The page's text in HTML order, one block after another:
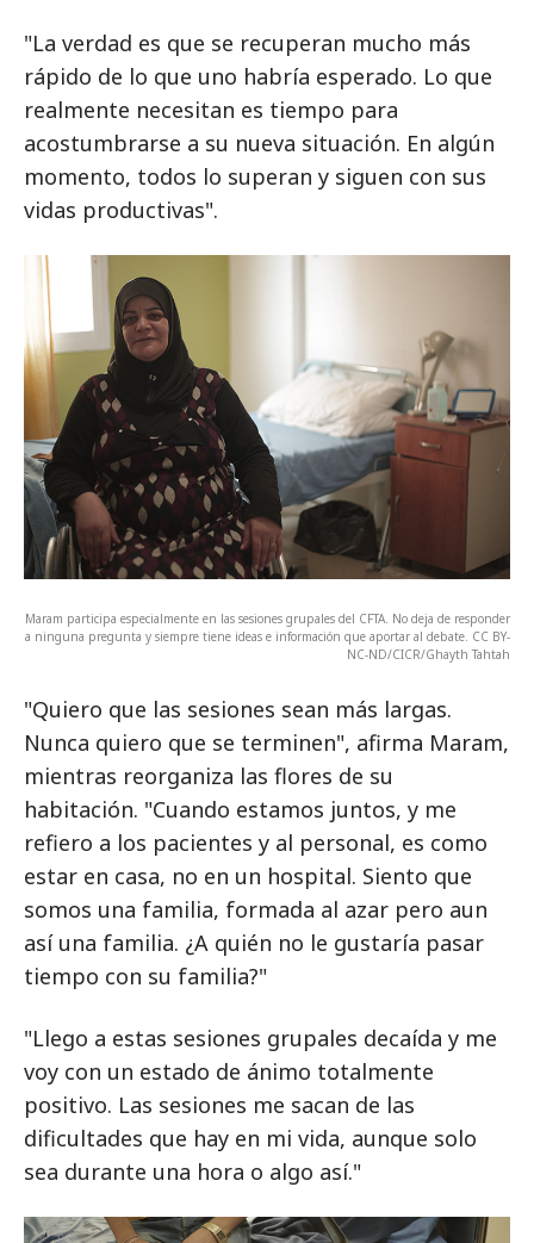
"La verdad es que se recuperan mucho más
rápido de lo que uno habría esperado. Lo que
realmente necesitan es tiempo para
acostumbrarse a su nueva situación. En algún
momento, todos lo superan y siguen con sus
vidas productivas".
Maram participa especialmente en las sesiones grupales del CFTA. No deja de responder
a ninguna pregunta y siempre tiene ideas e información que aportar al debate. CC BY-
NC-ND/CICR/Ghayth Tahtah
"Quiero que las sesiones sean más largas.
Nunca quiero que se terminen", afirma Maram,
mientras reorganiza las flores de su
habitación. "Cuando estamos juntos, y me
refiero a los pacientes y al personal, es como
estar en casa, no en un hospital. Siento que
somos una familia, formada al azar pero aun
así una familia. ¿A quién no le gustaría pasar
tiempo con su familia?"
"Llego a estas sesiones grupales decaída y me
voy con un estado de ánimo totalmente
positivo. Las sesiones me sacan de las
dificultades que hay en mi vida, aunque solo
sea durante una hora o algo así."